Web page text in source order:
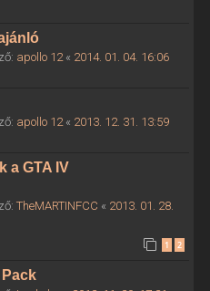
apollo 12« 2014. 01. 04. 16:06
apollo 12« 2013. 12. 31. 13:59
a GTA IV
TheMARTINFCC « 2013. 01. 28.
1 2